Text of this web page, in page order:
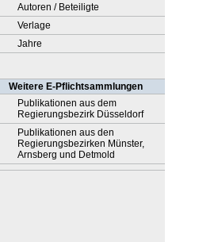
Autoren / Beteiligte
Verlage
Jahre
Weitere E-Pflichtsammlungen
Publikationen aus dem
Regierungsbezirk Düsseldorf
Publikationen aus den
Regierungsbezirken Münster,
Arnsberg und Detmold